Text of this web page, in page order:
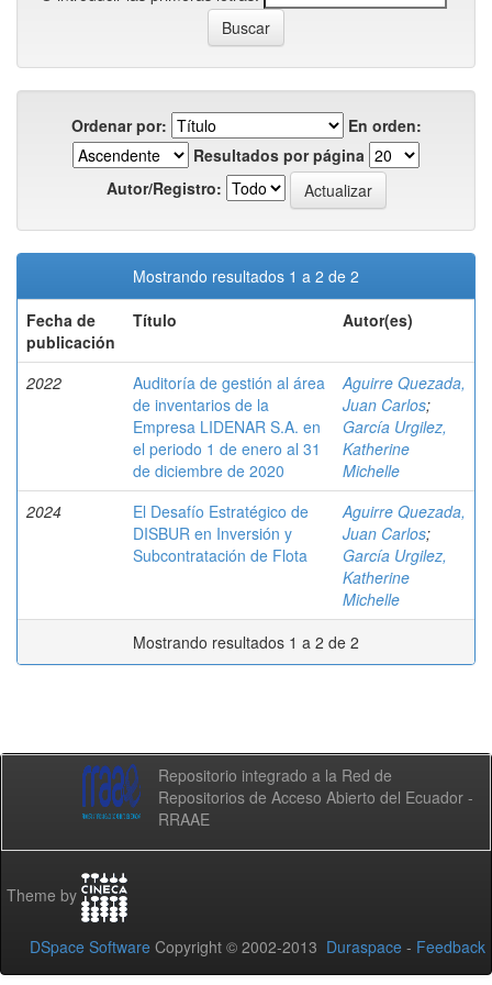
Ordenar por:
En orden:
Resultados por página
Autor/Registro:
Mostrando resultados 1 a 2 de 2
Fecha de
publicación
Título Autor(es)
2022
Auditoría de gestión al área
de inventarios de la
Empresa LIDENAR S.A. en
el periodo 1 de enero al 31
de diciembre de 2020
Aguirre Quezada,
Juan Carlos;
García Urgilez,
Katherine
Michelle
2024
El Desafío Estratégico de
DISBUR en Inversión y
Subcontratación de Flota
Aguirre Quezada,
Juan Carlos;
García Urgilez,
Katherine
Michelle
Mostrando resultados 1 a 2 de 2
Repositorio integrado a la Red de
Repositorios de Acceso Abierto del Ecuador -
RRAAE
Theme by
DSpace Software Copyright © 2002-2013 Duraspace - Feedback